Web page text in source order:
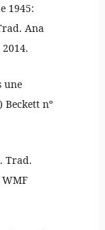
1945:
Ana
une
nº
Trad.